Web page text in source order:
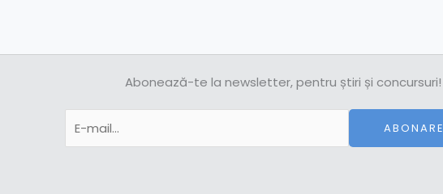
Abonează-te la newsletter, pentru știri și concursuri!
ABONARE